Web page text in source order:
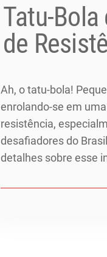
Tatu-
de
Ah, o tatu-bola!
enrolando-se em
resistência,
desafiadores do
detalhes sobre esse